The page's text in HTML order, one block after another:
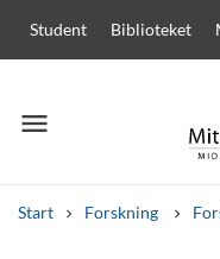
Student Biblioteket
menu
Meny
Start Forskning